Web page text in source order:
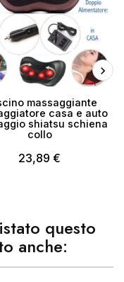
massaggiante
casa e auto
shiatsu schiena
collo
23,89 €
questo
anche: